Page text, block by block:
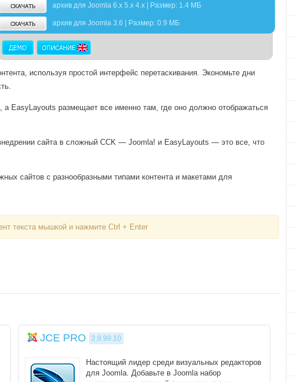
архив для Joomla 6.x 5.x 4.x | Размер: 1.4 МБ
архив для Joomla 3.6 | Размер: 0.9 МБ
используя простой интерфейс перетаскивания. Экономьте дни
EasyLayouts размещает все именно там, где оно должно отображаться
сайта в сложный CCK — Joomla! и EasyLayouts — это все, что
сайтов с разнообразными типами контента и макетами для
текста мышкой и нажмите Ctrl + Enter
JCE PRO 2.9.99.10
Настоящий лидер среди визуальных редакторов
для Joomla. Добавьте в Joomla набор
Вход
Вступить в складчину